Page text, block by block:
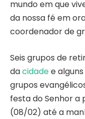
mundo em que
da nossa fé em
coordenador de
Seis grupos de
dacidadee
grupos
festa do Senhor
(08/02) até a